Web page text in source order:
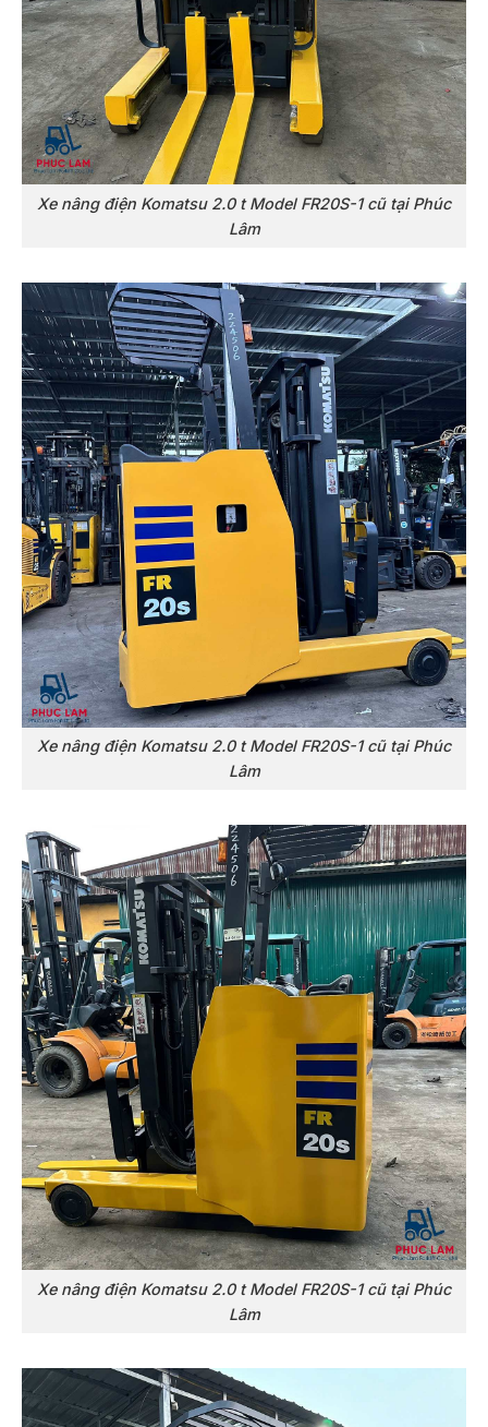
Xe nâng điện Komatsu 2.0 t Model FR20S-1 cũ tại Phúc
Lâm
Xe nâng điện Komatsu 2.0 t Model FR20S-1 cũ tại Phúc
Lâm
Xe nâng điện Komatsu 2.0 t Model FR20S-1 cũ tại Phúc
Lâm